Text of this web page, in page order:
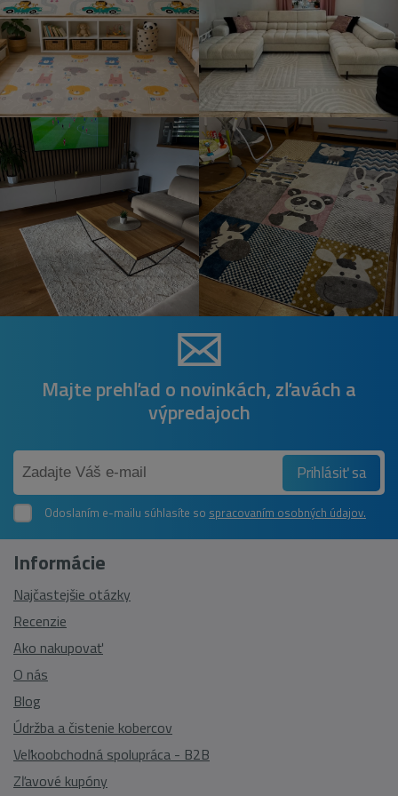
Majte prehľad o novinkách, zľavách a
výpredajoch
Prihlásiť sa
Odoslaním e-mailu súhlasíte so spracovaním osobných údajov.
Informácie
Najčastejšie otázky
Recenzie
Ako nakupovať
O nás
Blog
Údržba a čistenie kobercov
Veľkoobchodná spolupráca - B2B
Zľavové kupóny